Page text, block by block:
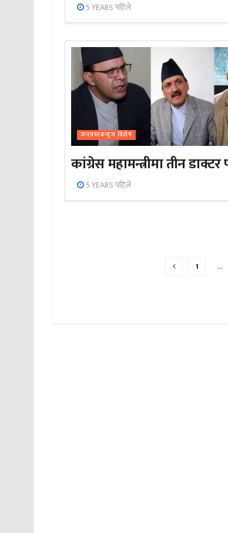
5 YEARS पहिले
जनप्रभाबन्युज विशेष
कांग्रेस महामन्त्रीमा तीन
5 YEARS पहिले
1 …